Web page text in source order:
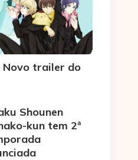
Novo trailer do
Shounen
kun tem 2ª